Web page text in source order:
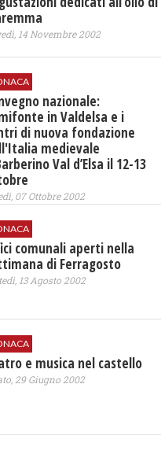
14 Novembre 2002
nazionale:
in Valdelsa e i
di nuova fondazione
medievale
Val d’Elsa il 12-13
07 Ottobre 2002
comunali aperti nella
di Ferragosto
13 Agosto 2002
e musica nel castello
29 Giugno 2002